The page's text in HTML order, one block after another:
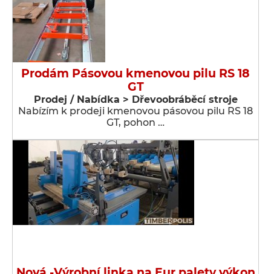
Prodám Pásovou kmenovou pilu RS 18
GT
Prodej / Nabídka > Dřevoobráběcí stroje
Nabízím k prodeji kmenovou pásovou pilu RS 18
GT, pohon …